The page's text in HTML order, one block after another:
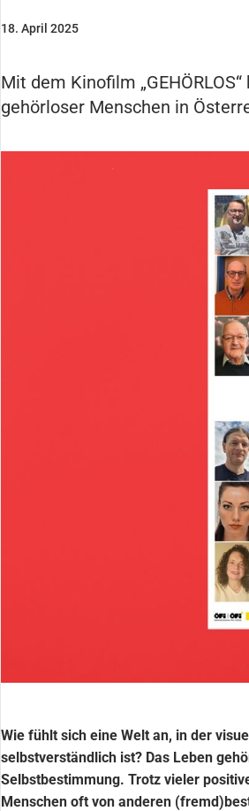
18. April 2025
Mit dem Kinofilm
gehörloser Menschen in
Wie fühlt sich eine Welt an, in der
selbstverständlich ist? Das Leben
Selbstbestimmung. Trotz vieler
Menschen oft von anderen